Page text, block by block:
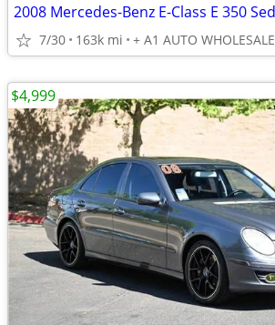
7/30 163k mi + A1 AUTO WHOLESALE
$4,999